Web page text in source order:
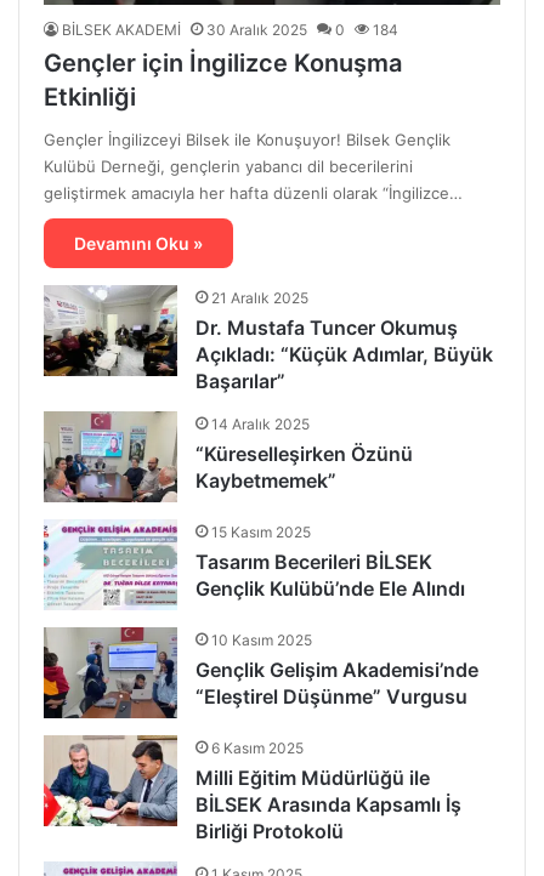
BİLSEK AKADEMİ 30 Aralık 2025 0 184
Gençler için İngilizce Konuşma
Etkinliği
Gençler İngilizceyi Bilsek ile Konuşuyor! Bilsek Gençlik
Kulübü Derneği, gençlerin yabancı dil becerilerini
geliştirmek amacıyla her hafta düzenli olarak “İngilizce…
Devamını Oku »
21 Aralık 2025
Dr. Mustafa Tuncer Okumuş
Açıkladı: “Küçük Adımlar, Büyük
Başarılar”
14 Aralık 2025
“Küreselleşirken Özünü
Kaybetmemek”
15 Kasım 2025
Tasarım Becerileri BİLSEK
Gençlik Kulübü’nde Ele Alındı
10 Kasım 2025
Gençlik Gelişim Akademisi’nde
“Eleştirel Düşünme” Vurgusu
6 Kasım 2025
Milli Eğitim Müdürlüğü ile
BİLSEK Arasında Kapsamlı İş
Birliği Protokolü